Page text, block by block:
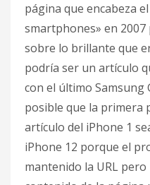
página que encabeza
smartphones» en
sobre lo brillante que
podría ser un artículo
con el último Samsung
posible que la primera
artículo del iPhone 1
iPhone 12 porque el
mantenido la URL